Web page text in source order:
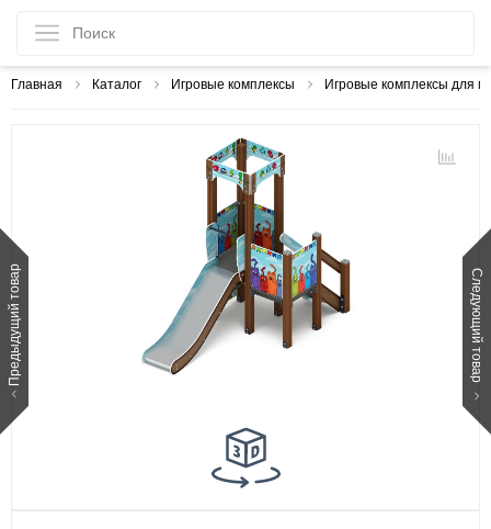
Главная Каталог Игровые комплексы Игровые комплексы для
Предыдущий товар Следующий товар